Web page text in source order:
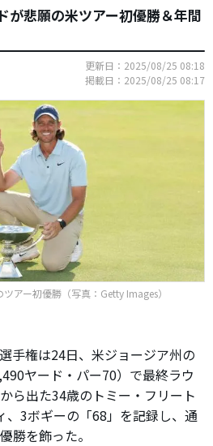
が悲願の米ツアー初優勝＆年間
更新日：2025/08/25 08:18
掲載日：2025/08/25 08:17
アー初優勝（写真：Getty Images）
手権は24日、米ジョージア州の
ヤード・パー70）で最終ラウ
ら出た34歳のトミー・フリート
、3ボギーの「68」を記録し、通
勝を飾った。